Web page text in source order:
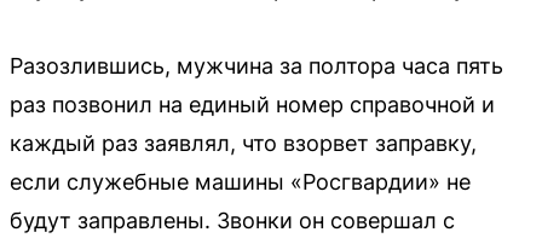
Разозлившись, мужчина за полтора часа пять
раз позвонил на единый номер справочной и
каждый раз заявлял, что взорвет заправку,
если служебные машины «Росгвардии» не
будут заправлены. Звонки он совершал с